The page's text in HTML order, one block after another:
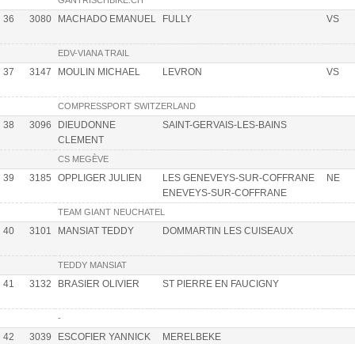
36 3080 MACHADO EMANUEL FULLY VS
EDV-VIANA TRAIL
37 3147 MOULIN MICHAEL LEVRON VS
COMPRESSPORT SWITZERLAND
38 3096
DIEUDONNE
CLEMENT
SAINT-GERVAIS-LES-BAINS
CS MEGÈVE
39 3185 OPPLIGER JULIEN
LES GENEVEYS-SUR-COFFRANE
ENEVEYS-SUR-COFFRANE
NE
TEAM GIANT NEUCHATEL
40 3101 MANSIAT TEDDY DOMMARTIN LES CUISEAUX
TEDDY MANSIAT
41 3132 BRASIER OLIVIER ST PIERRE EN FAUCIGNY
-
42 3039 ESCOFIER YANNICK MERELBEKE